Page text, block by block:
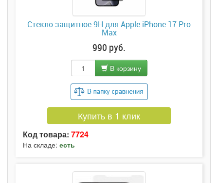
Стекло защитное 9H для Apple iPhone 17 Pro
Max
990 руб.
В корзину
Купить в 1 клик
Код товара: 7724
На складе: есть